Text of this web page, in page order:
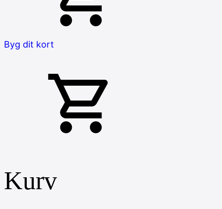
Byg dit kort
Kurv